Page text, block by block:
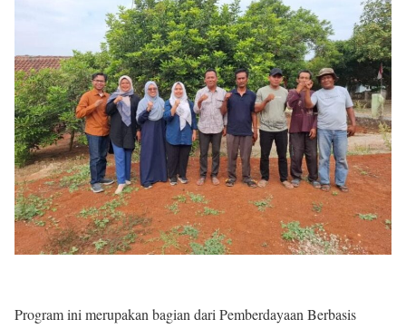
Program ini merupakan bagian dari Pemberdayaan Berbasis